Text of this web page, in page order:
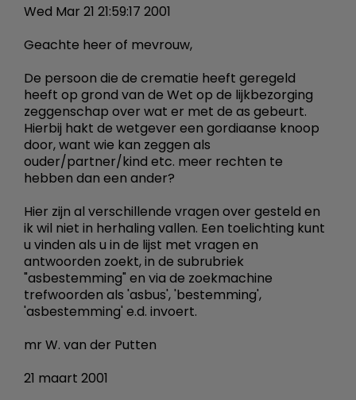
Wed Mar 21 21:59:17 2001
Geachte heer of mevrouw,
De persoon die de crematie heeft geregeld
heeft op grond van de Wet op de lijkbezorging
zeggenschap over wat er met de as gebeurt.
Hierbij hakt de wetgever een gordiaanse knoop
door, want wie kan zeggen als
ouder/partner/kind etc. meer rechten te
hebben dan een ander?
Hier zijn al verschillende vragen over gesteld en
ik wil niet in herhaling vallen. Een toelichting kunt
u vinden als u in de lijst met vragen en
antwoorden zoekt, in de subrubriek
"asbestemming" en via de zoekmachine
trefwoorden als 'asbus', 'bestemming',
'asbestemming' e.d. invoert.
mr W. van der Putten
21 maart 2001